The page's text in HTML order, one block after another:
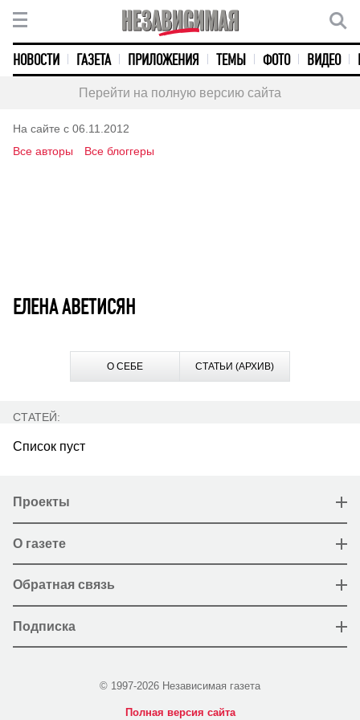
НОВОСТИ ГАЗЕТА ПРИЛОЖЕНИЯ ТЕМЫ ФОТО ВИДЕО
Перейти на полную версию сайта
На сайте с 06.11.2012
Все авторы
Все блоггеры
ЕЛЕНА АВЕТИСЯН
О СЕБЕ СТАТЬИ (АРХИВ)
СТАТЕЙ:
Список пуст
Проекты
О газете
Обратная связь
Подписка
© 1997-2026 Независимая газета
Полная версия сайта